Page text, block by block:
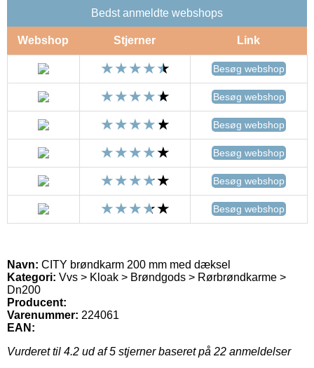
Bedst anmeldte webshops
Webshop Stjerner Link
Besøg webshop
Besøg webshop
Besøg webshop
Besøg webshop
Besøg webshop
Besøg webshop
Navn: CITY brøndkarm 200 mm med dæksel
Kategori: Vvs > Kloak > Brøndgods > Rørbrøndkarme >
Dn200
Producent:
Varenummer: 224061
EAN:
Vurderet til 4.2 ud af 5 stjerner baseret på 22 anmeldelser